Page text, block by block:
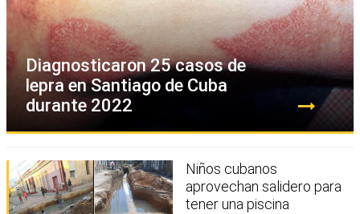
Diagnosticaron 25 casos de
lepra en Santiago de Cuba
durante 2022
Niños cubanos
aprovechan salidero para
tener una piscina